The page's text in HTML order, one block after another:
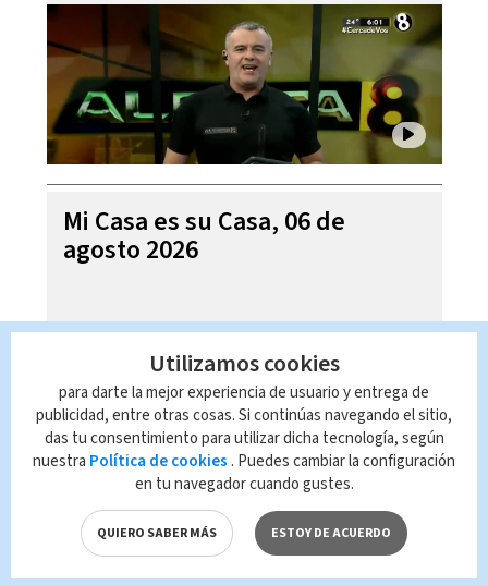
Mi Casa es su Casa, 06 de
agosto 2026
Telediario En Directo con Paula
Utilizamos cookies
para darte la mejor experiencia de usuario y entrega de
publicidad, entre otras cosas. Si continúas navegando el sitio,
das tu consentimiento para utilizar dicha tecnología, según
nuestra Política de cookies . Puedes cambiar la configuración
en tu navegador cuando gustes.
QUIERO SABER MÁS ESTOY DE ACUERDO